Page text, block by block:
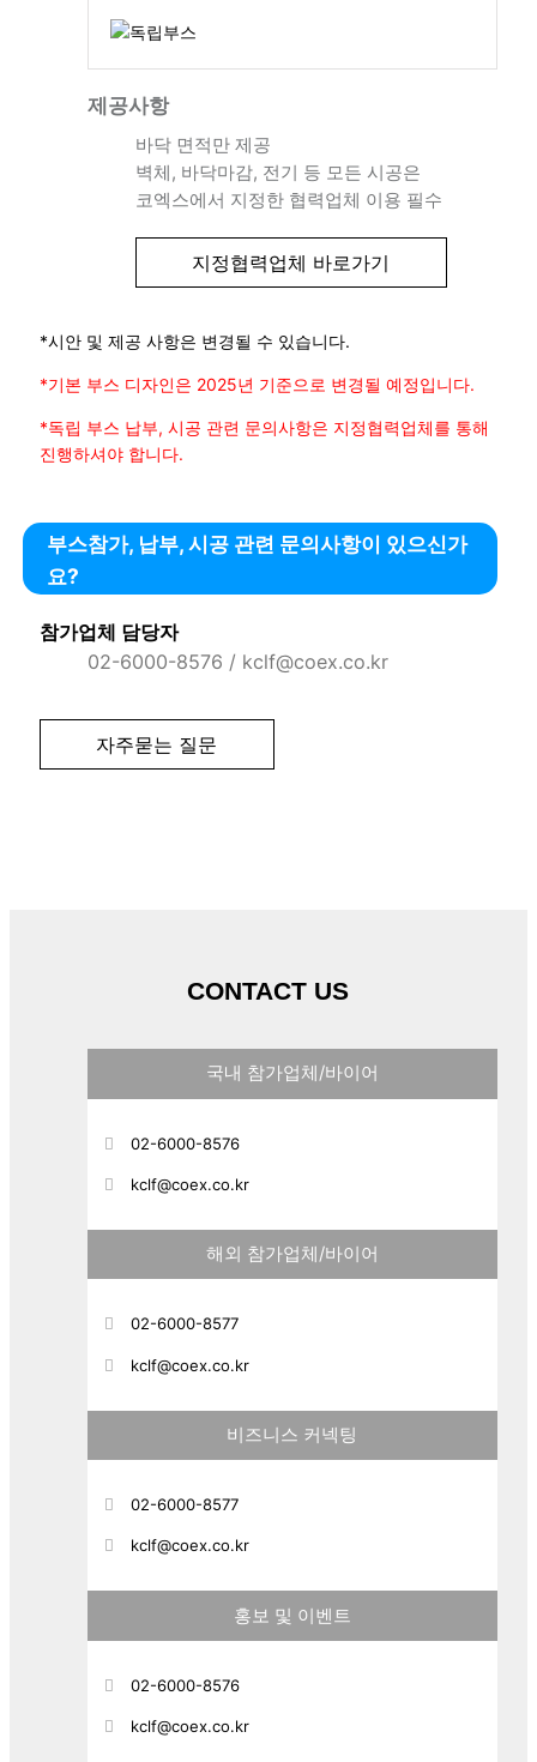
제공사항
바닥 면적만 제공
벽체, 바닥마감, 전기 등 모든 시공은
코엑스에서 지정한 협력업체 이용 필수
지정협력업체 바로가기
*시안 및 제공 사항은 변경될 수 있습니다.
*기본 부스 디자인은 2025년 기준으로 변경될 예정입니다.
*독립 부스 납부, 시공 관련 문의사항은 지정협력업체를 통해
진행하셔야 합니다.
부스참가, 납부, 시공 관련 문의사항이 있으신가
요?
참가업체 담당자
02-6000-8576 / kclf@coex.co.kr
자주묻는 질문
CONTACT US
국내 참가업체/바이어
02-6000-8576
kclf@coex.co.kr
해외 참가업체/바이어
02-6000-8577
kclf@coex.co.kr
비즈니스 커넥팅
02-6000-8577
kclf@coex.co.kr
홍보 및 이벤트
02-6000-8576
kclf@coex.co.kr